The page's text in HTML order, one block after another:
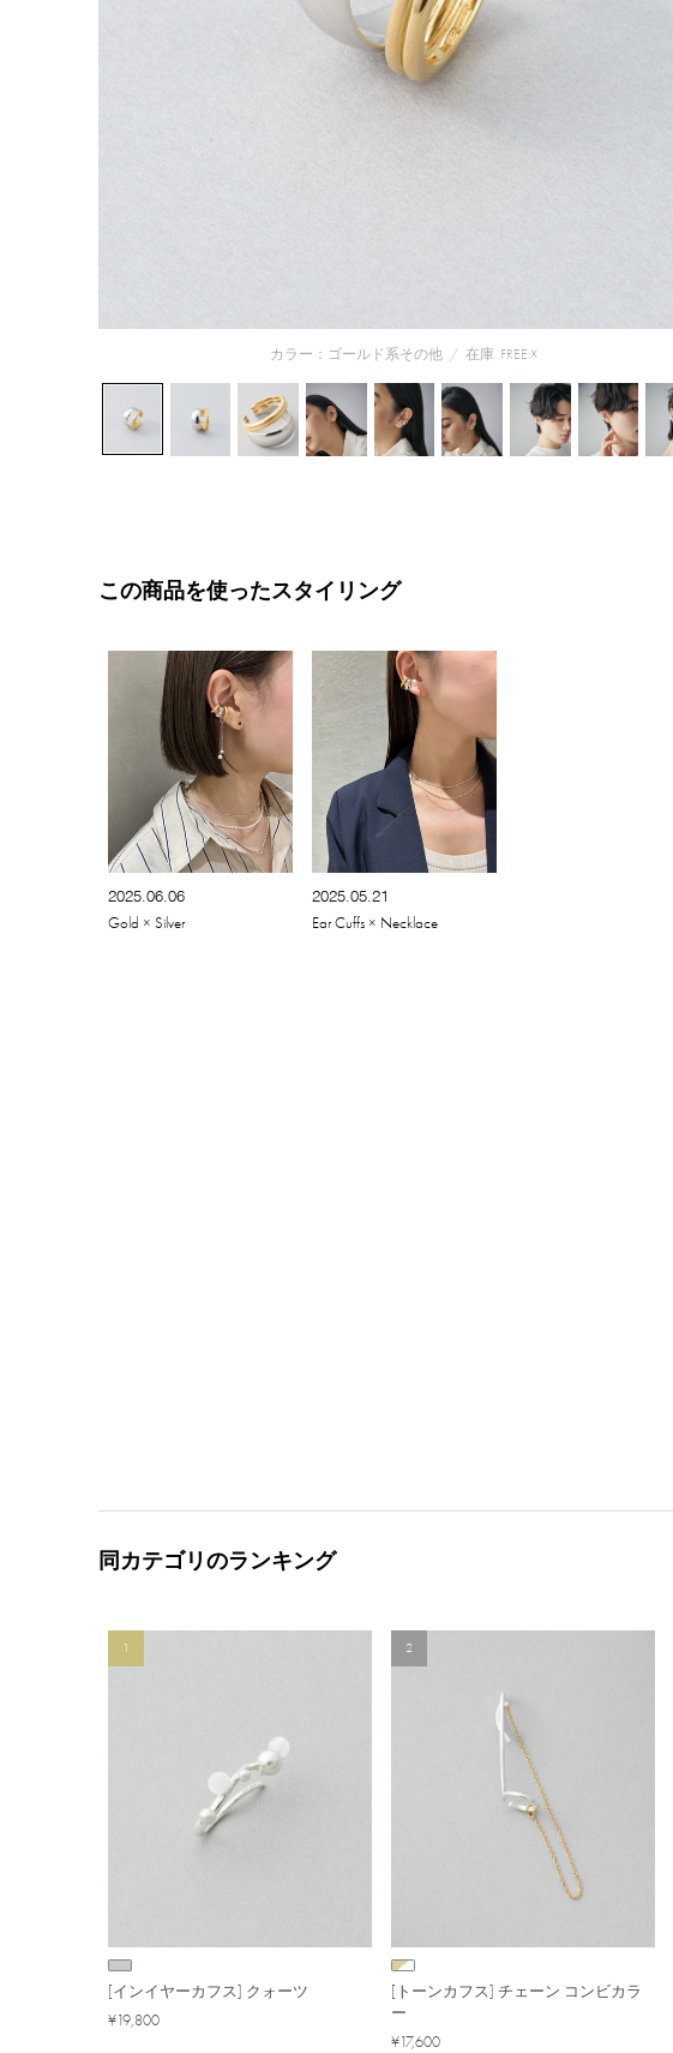
カラー：ゴールド系その他 / 在庫 FREE:☓
この商品を使ったスタイリング
2025.06.06
Gold × Silver
2025.05.21
Ear Cuffs × Necklace
同カテゴリのランキング
1
[インイヤーカフス] クォーツ
¥19,800
2
[トーンカフス] チェーン コンビカラ
ー
¥17,600